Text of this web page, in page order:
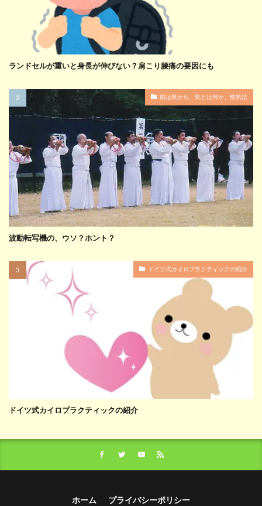
ランドセルが重いと身長が伸びない？肩こり腰痛の要因にも
病は気から、気とは何か、愉気法
波動転写機の、ウソ？ホント？
ドイツ式カイロプラクティックの紹介
ドイツ式カイロプラクティックの紹介
ホーム プライバシーポリシー